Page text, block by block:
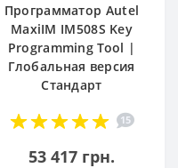
Программатор Autel
MaxiIM IM508S Key
Programming Tool |
Глобальная версия
Стандарт
15
53 417 грн.